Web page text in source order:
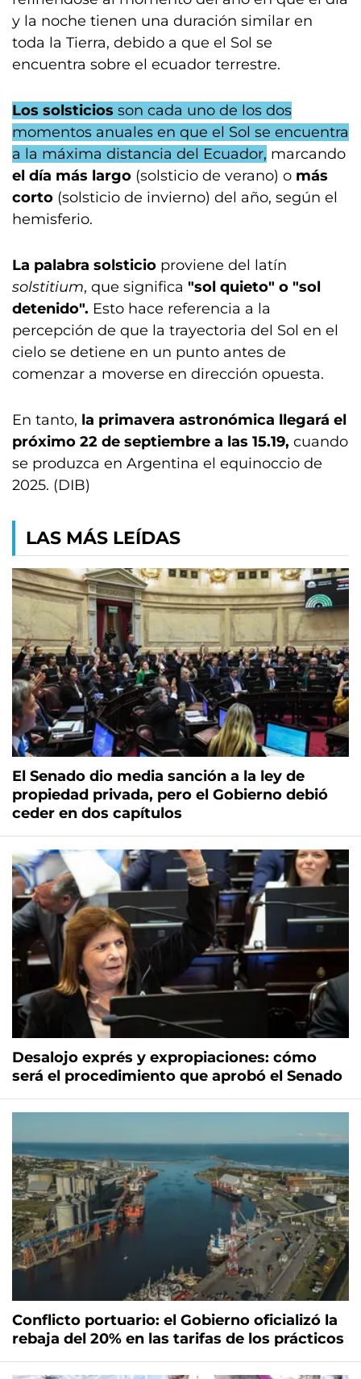
y la noche tienen una duración similar en
toda la Tierra, debido a que el Sol se
encuentra sobre el ecuador terrestre.
Los solsticios son cada uno de los dos
momentos anuales en que el Sol se encuentra
a la máxima distancia del Ecuador, marcando
el día más largo (solsticio de verano) o más
corto (solsticio de invierno) del año, según el
hemisferio.
La palabra solsticio proviene del latín
solstitium, que significa "sol quieto" o "sol
detenido". Esto hace referencia a la
percepción de que la trayectoria del Sol en el
cielo se detiene en un punto antes de
comenzar a moverse en dirección opuesta.
En tanto, la primavera astronómica llegará el
próximo 22 de septiembre a las 15.19, cuando
se produzca en Argentina el equinoccio de
2025. (DIB)
LAS MÁS LEÍDAS
El Senado dio media sanción a la ley de
propiedad privada, pero el Gobierno debió
ceder en dos capítulos
Desalojo exprés y expropiaciones: cómo
será el procedimiento que aprobó el Senado
Conflicto portuario: el Gobierno oficializó la
rebaja del 20% en las tarifas de los prácticos